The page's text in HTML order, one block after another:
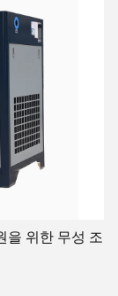
을 위한 무성 조